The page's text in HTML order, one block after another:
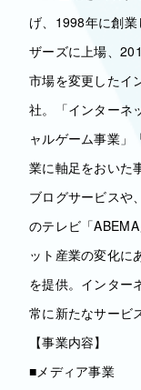
げ、1998年に創
ザーズに上場、
市場を変更したイ
社。「インターネ
ャルゲーム事業」
業に軸足をおいた
ブログサービスや
のテレビ「
ット産業の変化に
を提供。インター
常に新たなサービ
【事業内容】
■メディア事業